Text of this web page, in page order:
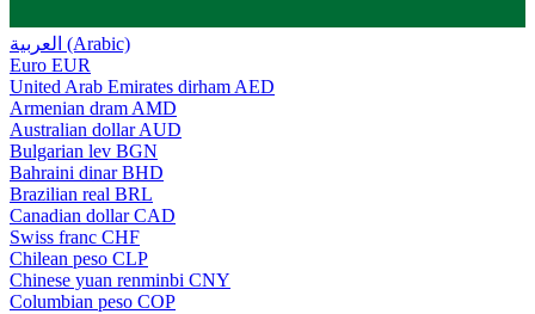
العربية (Arabic)
Euro EUR
United Arab Emirates dirham AED
Armenian dram AMD
Australian dollar AUD
Bulgarian lev BGN
Bahraini dinar BHD
Brazilian real BRL
Canadian dollar CAD
Swiss franc CHF
Chilean peso CLP
Chinese yuan renminbi CNY
Columbian peso COP